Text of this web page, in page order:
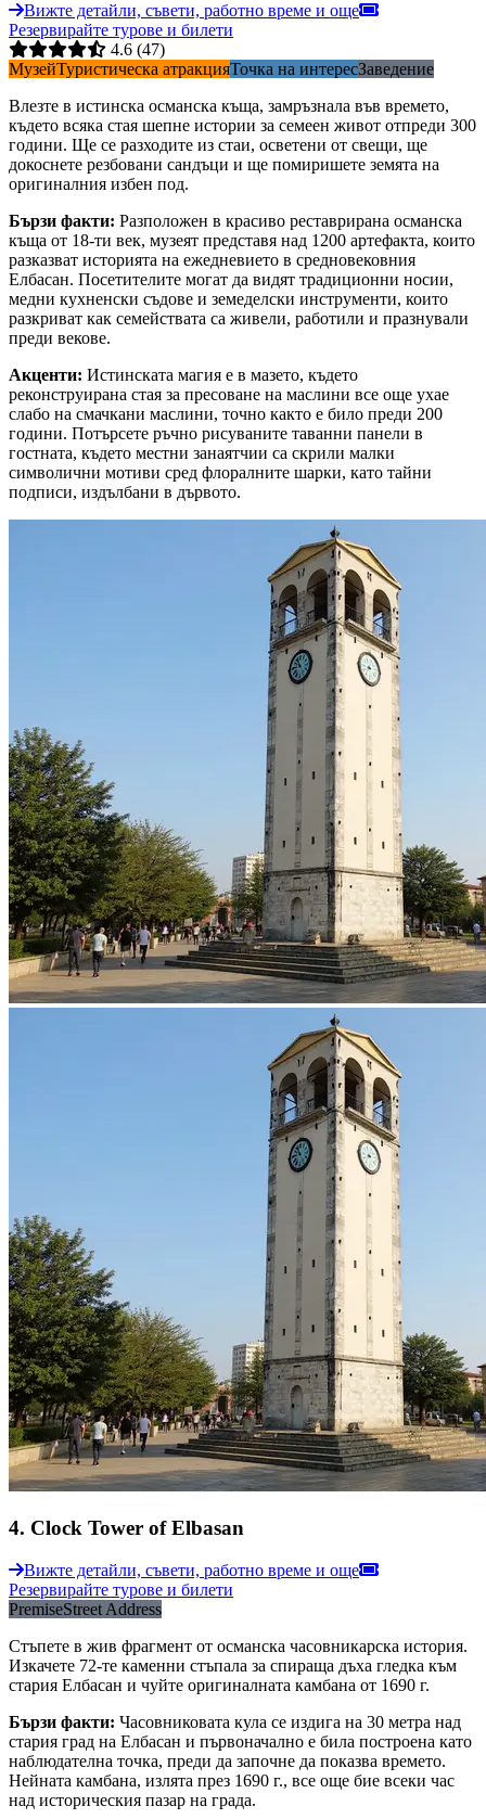
Вижте детайли, съвети, работно време и още
Резервирайте турове и билети
4.6 (47)
МузейТуристическа атракцияТочка на интересЗаведение
Влезте в истинска османска къща, замръзнала във времето,
където всяка стая шепне истории за семеен живот отпреди 300
години. Ще се разходите из стаи, осветени от свещи, ще
докоснете резбовани сандъци и ще помиришете земята на
оригиналния избен под.
Бързи факти: Разположен в красиво реставрирана османска
къща от 18-ти век, музеят представя над 1200 артефакта, които
разказват историята на ежедневието в средновековния
Елбасан. Посетителите могат да видят традиционни носии,
медни кухненски съдове и земеделски инструменти, които
разкриват как семействата са живели, работили и празнували
преди векове.
Акценти: Истинската магия е в мазето, където
реконструирана стая за пресоване на маслини все още ухае
слабо на смачкани маслини, точно както е било преди 200
години. Потърсете ръчно рисуваните таванни панели в
гостната, където местни занаятчии са скрили малки
символични мотиви сред флоралните шарки, като тайни
подписи, издълбани в дървото.
4. Clock Tower of Elbasan
Вижте детайли, съвети, работно време и още
Резервирайте турове и билети
PremiseStreet Address
Стъпете в жив фрагмент от османска часовникарска история.
Изкачете 72-те каменни стъпала за спираща дъха гледка към
стария Елбасан и чуйте оригиналната камбана от 1690 г.
Бързи факти: Часовниковата кула се издига на 30 метра над
стария град на Елбасан и първоначално е била построена като
наблюдателна точка, преди да започне да показва времето.
Нейната камбана, излята през 1690 г., все още бие всеки час
над историческия пазар на града.